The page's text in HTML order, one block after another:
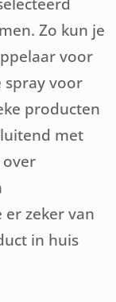
Zo kun je
voor
spray voor
producten
met
zeker van
in huis